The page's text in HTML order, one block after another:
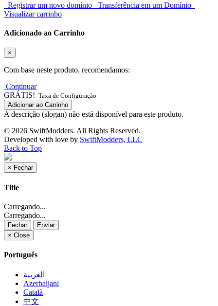
Registrar um novo domínio
Transferência em um Domínio
Visualizar carrinho
Adicionado ao Carrinho
×
Com base neste produto, recomendamos:
Continuar
GRÁTIS! Taxa de Configuração
Adicionar ao Carrinho
A descrição (slogan) não está disponível para este produto.
© 2026 SwiftModders. All Rights Reserved.
Developed with love by SwiftModders, LLC
Back to Top
× Fechar
Title
Carregando...
Carregando...
Fechar
Enviar
× Close
Português
العربية
Azerbaijani
Català
中文